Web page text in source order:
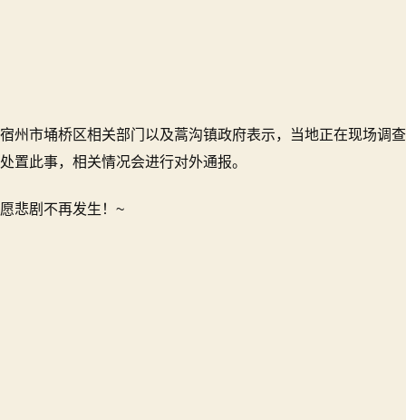
宿州市埇桥区相关部门以及蒿沟镇政府表示，当地正在现场调查
处置此事，相关情况会进行对外通报。
愿悲剧不再发生！~